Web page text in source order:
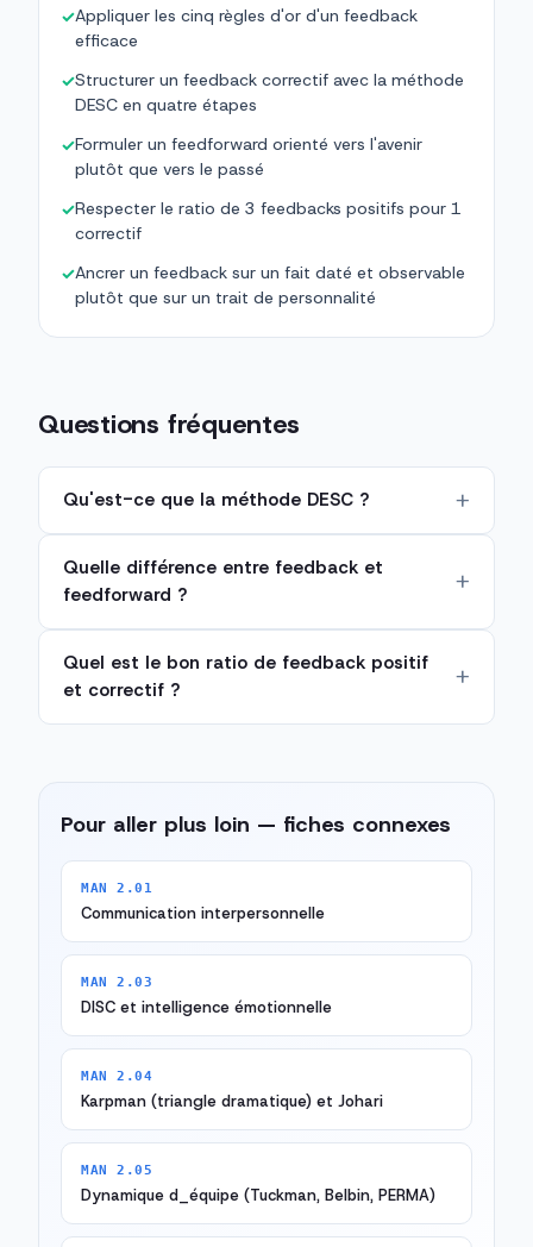
✓Appliquer les cinq règles d'or d'un feedback
efficace
✓Structurer un feedback correctif avec la méthode
DESC en quatre étapes
✓Formuler un feedforward orienté vers l'avenir
plutôt que vers le passé
✓Respecter le ratio de 3 feedbacks positifs pour 1
correctif
✓Ancrer un feedback sur un fait daté et observable
plutôt que sur un trait de personnalité
Questions fréquentes
Qu'est-ce que la méthode DESC ?
Quelle différence entre feedback et
feedforward ?
Quel est le bon ratio de feedback positif
et correctif ?
Pour aller plus loin — fiches connexes
MAN 2.01
Communication interpersonnelle
MAN 2.03
DISC et intelligence émotionnelle
MAN 2.04
Karpman (triangle dramatique) et Johari
MAN 2.05
Dynamique d_équipe (Tuckman, Belbin, PERMA)